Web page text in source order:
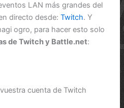
LAN más grandes del
directo desde:Twitch. Y
ogro, para hacer esto solo
de Twitch y Battle.net:
cuenta de Twitch